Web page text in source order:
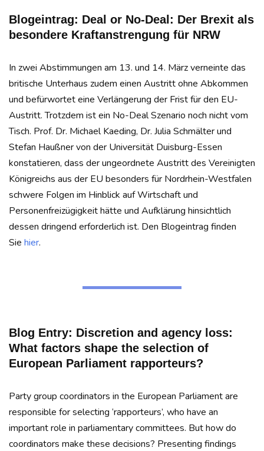
Blogeintrag: Deal or No-Deal: Der Brexit als
besondere Kraftanstrengung für NRW
In zwei Abstimmungen am 13. und 14. März verneinte das
britische Unterhaus zudem einen Austritt ohne Abkommen
und befürwortet eine Verlängerung der Frist für den EU-
Austritt. Trotzdem ist ein No-Deal Szenario noch nicht vom
Tisch. Prof. Dr. Michael Kaeding, Dr. Julia Schmälter und
Stefan Haußner von der Universität Duisburg-Essen
konstatieren, dass der ungeordnete Austritt des Vereinigten
Königreichs aus der EU besonders für Nordrhein-Westfalen
schwere Folgen im Hinblick auf Wirtschaft und
Personenfreizügigkeit hätte und Aufklärung hinsichtlich
dessen dringend erforderlich ist. Den Blogeintrag finden
Sie hier.
Blog Entry: Discretion and agency loss:
What factors shape the selection of
European Parliament rapporteurs?
Party group coordinators in the European Parliament are
responsible for selecting ‘rapporteurs’, who have an
important role in parliamentary committees. But how do
coordinators make these decisions? Presenting findings